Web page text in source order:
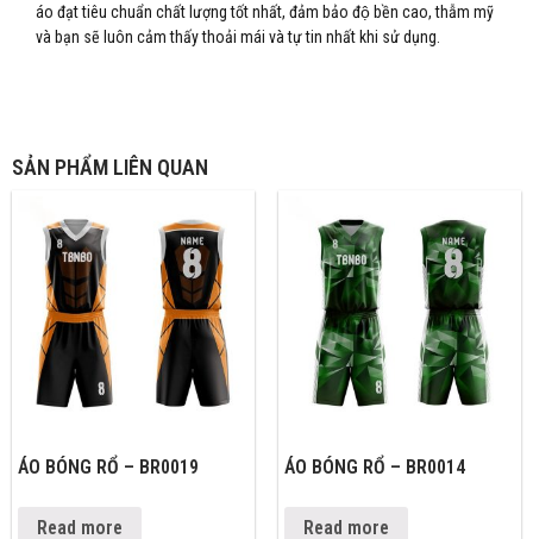
áo đạt tiêu chuẩn chất lượng tốt nhất, đảm bảo độ bền cao, thẫm mỹ
và bạn sẽ luôn cảm thấy thoải mái và tự tin nhất khi sử dụng.
SẢN PHẨM LIÊN QUAN
ÁO BÓNG RỔ – BR0019
Read more
ÁO BÓNG RỔ – BR0014
Read more